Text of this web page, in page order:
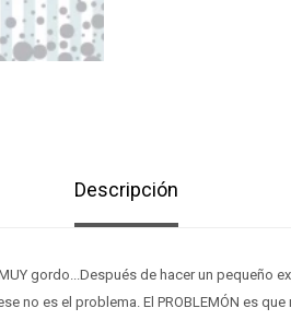
Descripción
gordo...Después de hacer un pequeño
no es el problema. El PROBLEMÓN es